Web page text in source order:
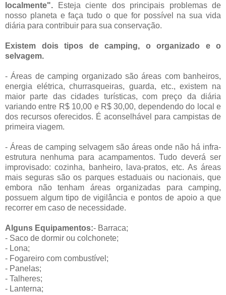
localmente". Esteja ciente dos principais problemas de
nosso planeta e faça tudo o que for possível na sua vida
diária para contribuir para sua conservação.
Existem dois tipos de camping, o organizado e o
selvagem.
- Áreas de camping organizado são áreas com banheiros,
energia elétrica, churrasqueiras, guarda, etc., existem na
maior parte das cidades turísticas, com preço da diária
variando entre R$ 10,00 e R$ 30,00, dependendo do local e
dos recursos oferecidos. É aconselhável para campistas de
primeira viagem.
- Áreas de camping selvagem são áreas onde não há infra-
estrutura nenhuma para acampamentos. Tudo deverá ser
improvisado: cozinha, banheiro, lava-pratos, etc. As áreas
mais seguras são os parques estaduais ou nacionais, que
embora não tenham áreas organizadas para camping,
possuem algum tipo de vigilância e pontos de apoio a que
recorrer em caso de necessidade.
Alguns Equipamentos:- Barraca;
- Saco de dormir ou colchonete;
- Lona;
- Fogareiro com combustível;
- Panelas;
- Talheres;
- Lanterna;